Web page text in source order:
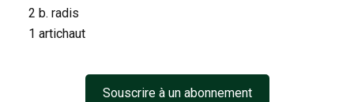
2 b. radis
1 artichaut
Souscrire à un abonnement